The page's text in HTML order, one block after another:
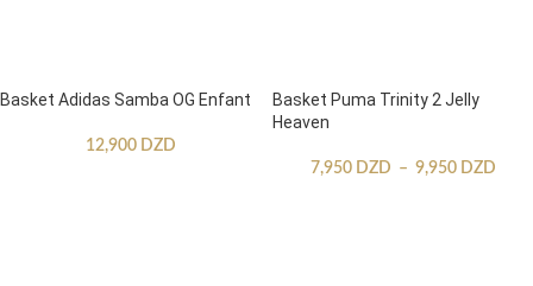
Basket Adidas Samba OG Enfant
12,900 DZD
Basket Puma Trinity 2 Jelly
Heaven
7,950 DZD – 9,950 DZD